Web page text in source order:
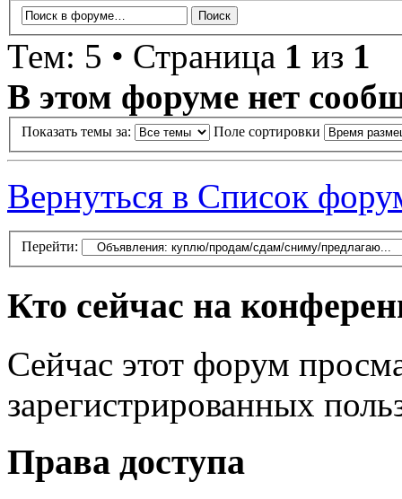
Тем: 5 • Страница 1 из 1
В этом форуме нет
Показать темы за: Поле сортировки
Вернуться в Список
Перейти:
Кто сейчас на
Сейчас этот форум
зарегистрированных
Права доступа